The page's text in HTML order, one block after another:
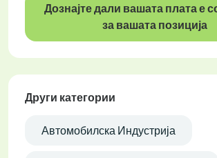
Дознајте дали вашата плата е
за вашата позиција
Други категории
Автомобилска Индустрија